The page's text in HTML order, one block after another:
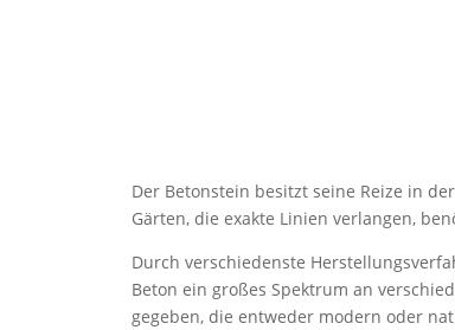
Der Betonstein besitzt seine Reize in
Gärten, die exakte Linien verlangen,
Durch verschiedenste
Beton ein großes Spektrum an
gegeben, die entweder modern oder